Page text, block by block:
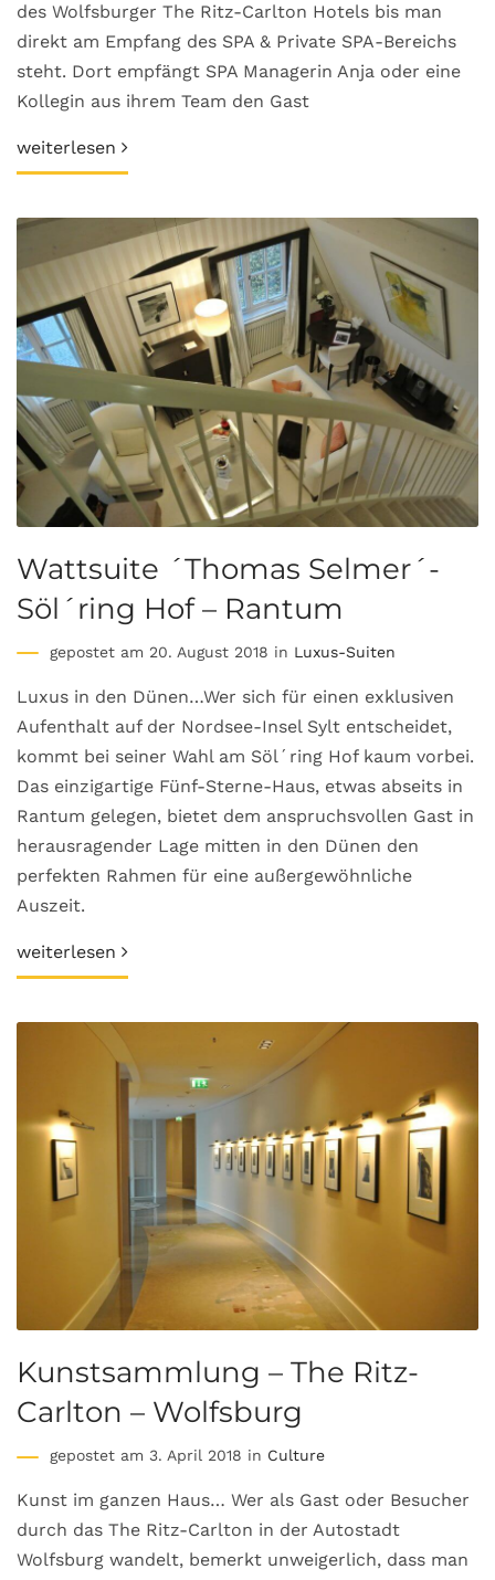
des Wolfsburger The Ritz-Carlton Hotels bis man
direkt am Empfang des SPA & Private SPA-Bereichs
steht. Dort empfängt SPA Managerin Anja oder eine
Kollegin aus ihrem Team den Gast
weiterlesen
Wattsuite ´Thomas Selmer´-
Söl´ring Hof – Rantum
gepostet am 20. August 2018 in Luxus-Suiten
Luxus in den Dünen…Wer sich für einen exklusiven
Aufenthalt auf der Nordsee-Insel Sylt entscheidet,
kommt bei seiner Wahl am Söl´ring Hof kaum vorbei.
Das einzigartige Fünf-Sterne-Haus, etwas abseits in
Rantum gelegen, bietet dem anspruchsvollen Gast in
herausragender Lage mitten in den Dünen den
perfekten Rahmen für eine außergewöhnliche
Auszeit.
weiterlesen
Kunstsammlung – The Ritz-
Carlton – Wolfsburg
gepostet am 3. April 2018 in Culture
Kunst im ganzen Haus… Wer als Gast oder Besucher
durch das The Ritz-Carlton in der Autostadt
Wolfsburg wandelt, bemerkt unweigerlich, dass man